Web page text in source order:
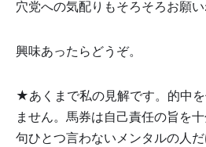
穴党への気配りもそろそろお願い
興味あったらどうぞ。
★あくまで私の見解です。的中
ません。馬券は自己責任の旨を
句ひとつ言わないメンタルの人だ